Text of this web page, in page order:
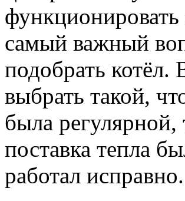
самый важный
подобрать котёл.
выбрать такой,
была
поставка тепла
работал исправно.